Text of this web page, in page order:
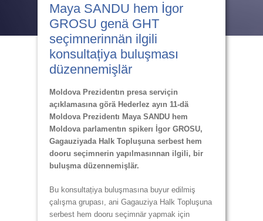
Maya SANDU hem İgor
GROSU genä GHT
seçimnerinnän ilgili
konsultațiya buluşması
düzennemişlär
Moldova Prezidentın presa serviçin
açıklamasına görä Hederlez ayın 11-dä
Moldova Prezidentı Maya SANDU hem
Moldova parlamentın spikerı İgor GROSU,
Gagauziyada Halk Topluşuna serbest hem
dooru seçimnerin yapılmasınnan ilgili, bir
buluşma düzennemişlär.
Bu konsultațiya buluşmasına buyur edilmiş
çalışma grupası, ani Gagauziya Halk Topluşuna
serbest hem dooru seçimnär yapmak için